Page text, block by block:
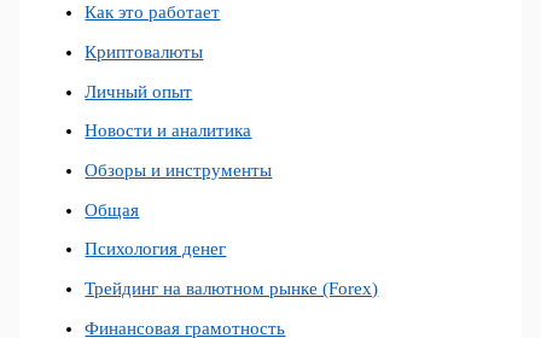
Как это работает
Криптовалюты
Личный опыт
Новости и аналитика
Обзоры и инструменты
Общая
Психология денег
Трейдинг на валютном рынке (Forex)
Финансовая грамотность